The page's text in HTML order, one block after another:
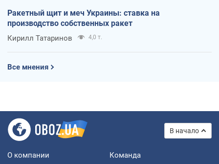
Ракетный щит и меч Украины: ставка на
производство собственных ракет
Кирилл Татаринов 4,0 т.
Все мнения
В начало
О компании Команда